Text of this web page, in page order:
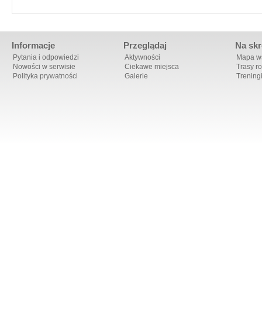
Informacje
Pytania i odpowiedzi
Nowości w serwisie
Polityka prywatności
Przeglądaj
Aktywności
Ciekawe miejsca
Galerie
Na
Mapa
Trasy